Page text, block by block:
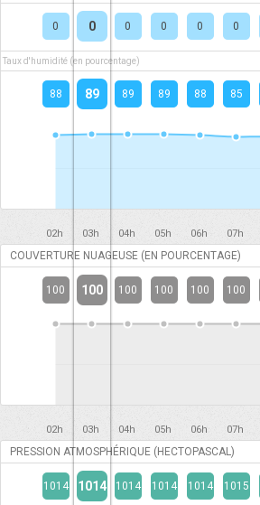
0 0 0 0 0 0
Taux d'humidité (en pourcentage)
88 89 89 89 88 85
02h 03h 04h 05h 06h 07h
COUVERTURE NUAGEUSE (EN POURCENTAGE)
100 100 100 100 100 100
02h 03h 04h 05h 06h 07h
PRESSION ATMOSPHÉRIQUE (HECTOPASCAL)
1014 1014 1014 1014 1014 1015